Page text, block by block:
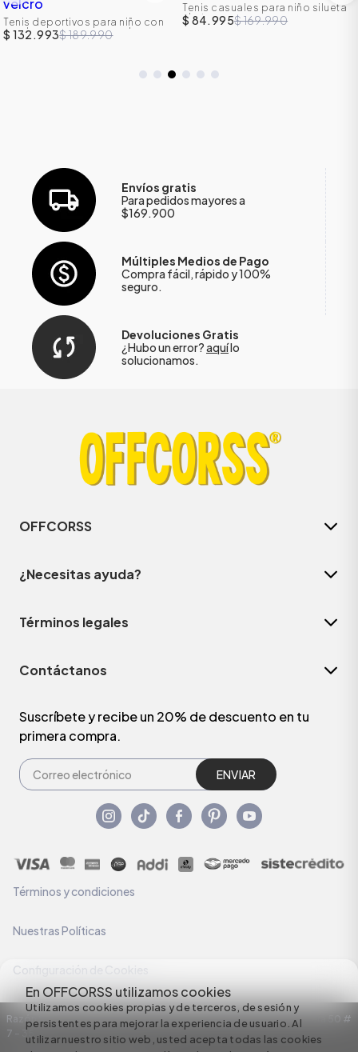
En OFFCORSS utilizamos cookies
Utilizamos cookies propias y de terceros, de sesión y
persistentes para mejorar la experiencia de usuario. Al
utilizar nuestro sitio web, usted acepta todas las cookies
Tenis deportivos para niño con
cordones y correa en velcro
$ 132.993$ 189.990
Tenis casuales para niño silueta
skate
$ 84.995$ 169.990
Envíos gratis
Para pedidos mayores a
$169.900
Múltiples Medios de Pago
Compra fácil, rápido y 100%
seguro.
Devoluciones Gratis
¿Hubo un error?aquílo
solucionamos.
OFFCORSS
¿Necesitas ayuda?
Términos legales
Contáctanos
Suscríbete y recibe un 20% de descuento en tu
primera compra.
ENVIAR
Términos y condiciones
Nuestras Políticas
Configuración de Cookies
Razón Social: C.I HERMECO S.A. NIT: 890924167-6 Dirección: Carrera 50 #
7 – 35